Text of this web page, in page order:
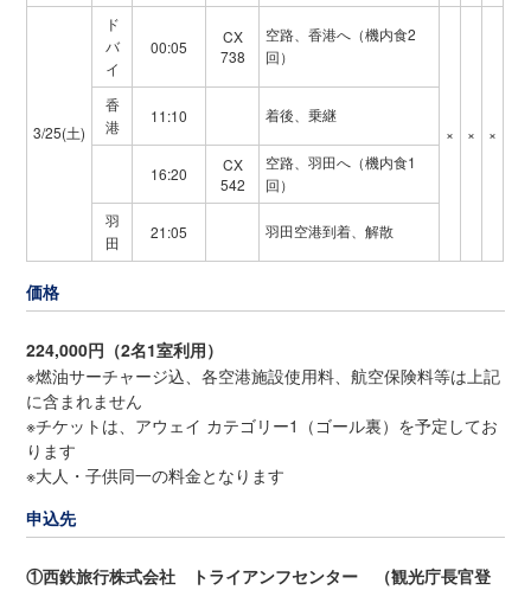
3/25(土)
ド
バ
イ
00:05
CX
738
空路、香港へ（機内食2
回）
× × ×
香
港
11:10 着後、乗継
16:20
CX
542
空路、羽田へ（機内食1
回）
羽
田
21:05 羽田空港到着、解散
価格
224,000円（2名1室利用）
※燃油サーチャージ込、各空港施設使用料、航空保険料等は上記
に含まれません
※チケットは、アウェイ カテゴリー1（ゴール裏）を予定してお
ります
※大人・子供同一の料金となります
申込先
①西鉄旅行株式会社 トライアンフセンター （観光庁長官登